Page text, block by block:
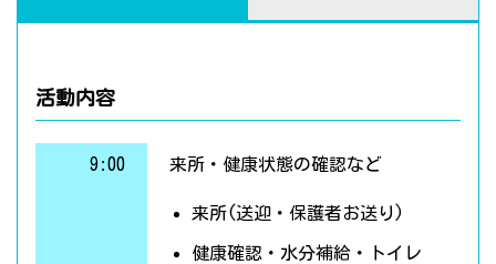
活動内容
9:00 来所・健康状態の確認など
来所(送迎・保護者お送り)
健康確認・水分補給・トイレ